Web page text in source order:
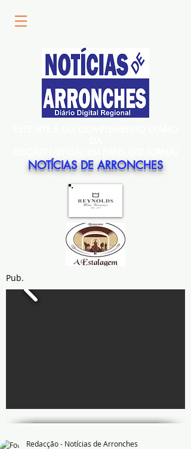
NOTÍCIAS DE ARRONCHES
Pub.
Redacção - Notícias de Arronches